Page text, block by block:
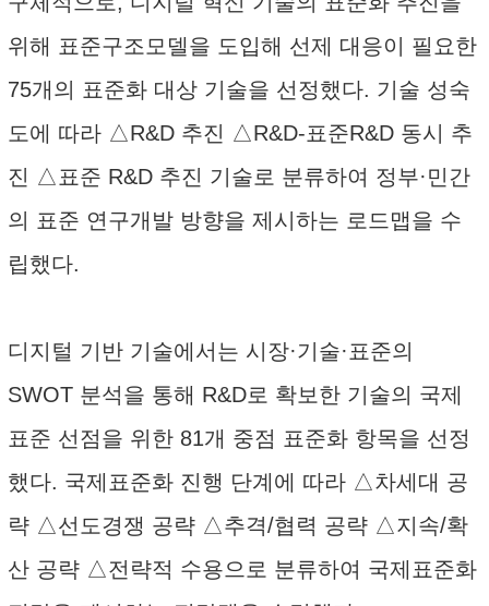
위해 표준구조모델을 도입해 선제 대응이 필요한
75개의 표준화 대상 기술을 선정했다. 기술 성숙
도에 따라 △R&D 추진 △R&D-표준R&D 동시 추
진 △표준 R&D 추진 기술로 분류하여 정부·민간
의 표준 연구개발 방향을 제시하는 로드맵을 수
립했다.
디지털 기반 기술에서는 시장·기술·표준의
SWOT 분석을 통해 R&D로 확보한 기술의 국제
표준 선점을 위한 81개 중점 표준화 항목을 선정
했다. 국제표준화 진행 단계에 따라 △차세대 공
략 △선도경쟁 공략 △추격/협력 공략 △지속/확
산 공략 △전략적 수용으로 분류하여 국제표준화